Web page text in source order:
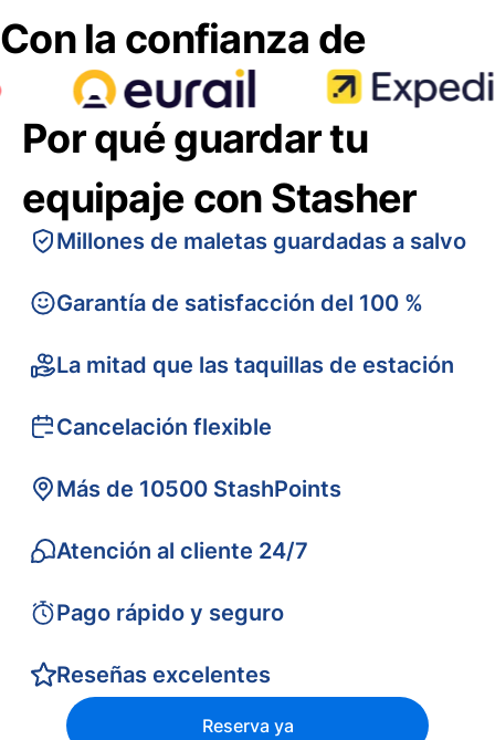
Con la confianza de
Por qué guardar tu
equipaje con Stasher
Millones de maletas guardadas a salvo
Garantía de satisfacción del 100 %
La mitad que las taquillas de estación
Cancelación flexible
Más de 10500 StashPoints
Atención al cliente 24/7
Pago rápido y seguro
Reseñas excelentes
Reserva ya